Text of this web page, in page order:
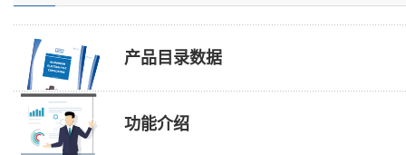
产品目录数据
功能介绍